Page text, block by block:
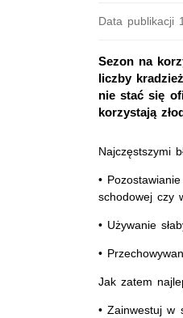
Data publikacji
Sezon na
liczby
nie stać się
korzystają
Najczęstszymi
•
schodowej czy
• Używanie
•
Jak zatem
• Zainwestuj w